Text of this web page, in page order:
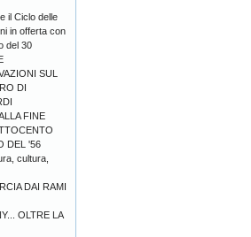
il Ciclo delle
in offerta con
del 30
SUL
DI
FINE
DEL '56
cultura,
DAI RAMI
OLTRE LA